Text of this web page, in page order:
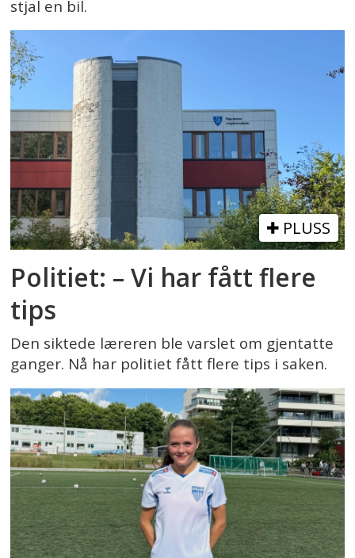
stjal en bil.
PLUSS
Politiet: – Vi har fått flere
tips
Den siktede læreren ble varslet om gjentatte
ganger. Nå har politiet fått flere tips i saken.